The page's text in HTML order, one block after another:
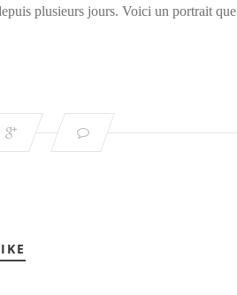
plusieurs jours. Voici un portrait